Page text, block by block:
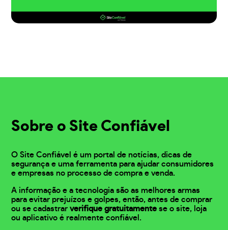
Sobre o Site Confiável
O Site Confiável é um portal de notícias, dicas de
segurança e uma ferramenta para ajudar consumidores
e empresas no processo de compra e venda.
A informação e a tecnologia são as melhores armas
para evitar prejuízos e golpes, então, antes de comprar
ou se cadastrarverifique gratuitamente se o site, loja
ou aplicativo é realmente confiável.